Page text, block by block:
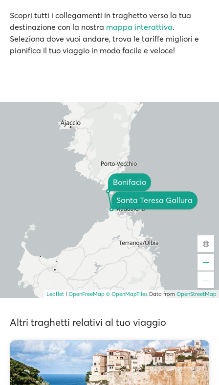
Scopri tutti i collegamenti in traghetto verso la tua
destinazione con la nostra mappa interattiva.
Seleziona dove vuoi andare, trova le tariffe migliori e
pianifica il tuo viaggio in modo facile e veloce!
Bonifacio
Santa Teresa Gallura
Leaflet OpenFreeMap © OpenMapTiles Data from OpenStreetMap
Altri traghetti relativi al tuo viaggio